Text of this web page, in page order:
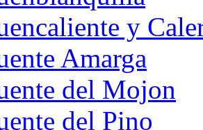
y
Amarga
del Mojon
del Pino